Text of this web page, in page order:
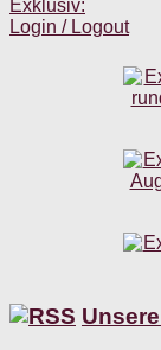
Exklusiv:
Login / Logout